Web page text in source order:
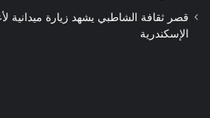
قصر ثقافة الشاطبي يشهد زيارة ميدانية
الإسكندرية